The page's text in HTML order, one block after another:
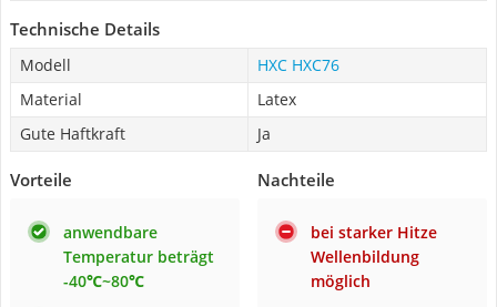
Technische Details
Modell
HXC ‎HXC76
Material
Latex
Gute Haftkraft
Ja
Vorteile
anwendbare
Temperatur beträgt
-40℃~80℃
Nachteile
bei starker Hitze
Wellenbildung
möglich